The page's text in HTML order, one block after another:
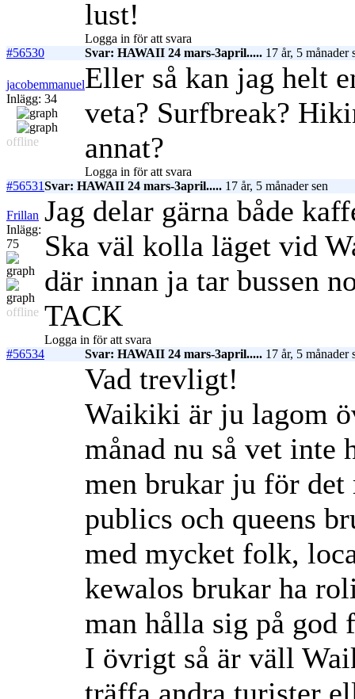
lust!
Logga in för att svara
#56530
Svar: HAWAII 24 mars-3april..... 17 år, 5 månader
jacobemmanuel
Inlägg: 34
offline
Eller så kan jag helt
veta? Surfbreak?
annat?
Logga in för att svara
#56531Svar: HAWAII 24 mars-3april..... 17 år, 5 månader sen
Frillan
Inlägg:
75
offline
Jag delar gärna både
Ska väl kolla läget vid
där innan ja tar bussen
TACK
Logga in för att svara
#56534
Svar: HAWAII 24 mars-3april..... 17 år, 5 månader
Vad trevligt!
Waikiki är ju lagom
månad nu så vet inte
men brukar ju för det
publics och queens
med mycket folk,
kewalos brukar ha
man hålla sig på
I övrigt så är väll